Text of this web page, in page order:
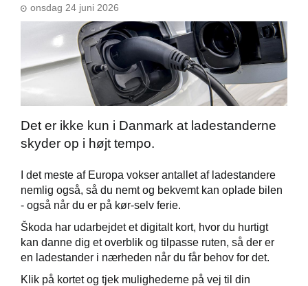
Danmarks
onsdag 24 juni 2026
Det er ikke kun i Danmark at ladestanderne
skyder op i højt tempo.
I det meste af Europa vokser antallet af ladestandere
nemlig også, så du nemt og bekvemt kan oplade bilen
- også når du er på kør-selv ferie.
Škoda har udarbejdet et digitalt kort, hvor du hurtigt
kan danne dig et overblik og tilpasse ruten, så der er
en ladestander i nærheden når du får behov for det.
Klik på kortet og tjek mulighederne på vej til din